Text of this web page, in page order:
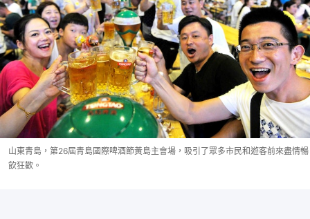
山東青島，第26屆青島國際啤酒節黃島主會場，吸引了眾多市民和遊客前來盡情暢
飲狂歡。